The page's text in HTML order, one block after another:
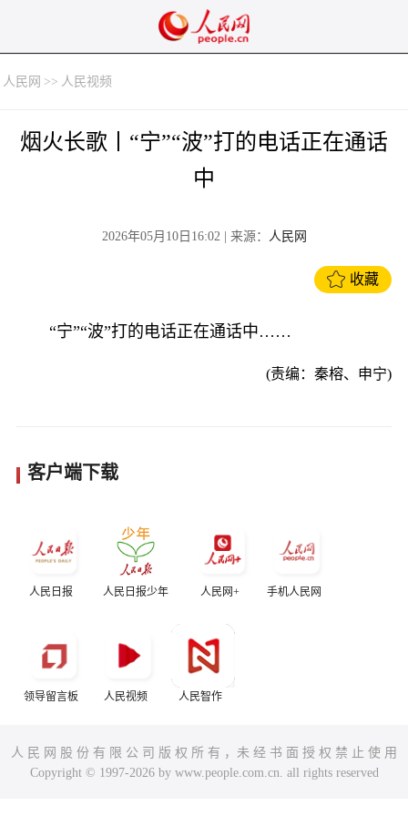
人民网 >> 人民视频
烟火长歌丨“宁”“波”打的电话正在通话
中
2026年05月10日16:02| 来源： 人民网
收藏
“宁”“波”打的电话正在通话中……
(责编：秦榕、申宁)
客户端下载
人民日报 人民日报少年 人民网+ 手机人民网
领导留言板 人民视频 人民智作
人 民 网 股 份 有 限 公 司 版 权 所 有 ，未 经 书 面 授 权 禁 止 使 用
Copyright © 1997-2026 by www.people.com.cn. all rights reserved